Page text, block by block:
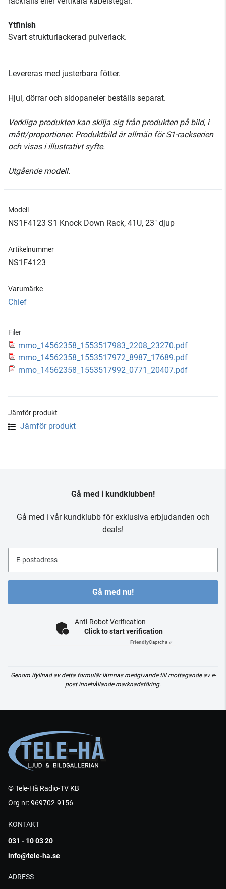
Ytfinish
Svart strukturlackerad pulverlack.
Levereras med justerbara fötter.
Hjul, dörrar och sidopaneler beställs separat.
Verkliga produkten kan skilja sig från produkten på bild, i
mått/proportioner. Produktbild är allmän för S1-rackserien
och visas i illustrativt syfte.
Utgående modell.
Modell
NS1F4123 S1 Knock Down Rack, 41U, 23" djup
Artikelnummer
NS1F4123
Varumärke
Chief
Filer
mmo_14562358_1553517983_2208_23270.pdf
mmo_14562358_1553517972_8987_17689.pdf
mmo_14562358_1553517992_0771_20407.pdf
Jämför produkt
Jämför produkt
Gå med i kundklubben!
Gå med i vår kundklubb för exklusiva erbjudanden och
deals!
E-postadress
Gå med nu!
Anti-Robot Verification
Click to start verification
FriendlyCaptcha ⇗
Genom ifyllnad av detta formulär lämnas medgivande till mottagande av e-
post innehållande marknadsföring.
© Tele-Hå Radio-TV KB
Org nr: 969702-9156
KONTAKT
031 - 10 03 20
info@tele-ha.se
ADRESS